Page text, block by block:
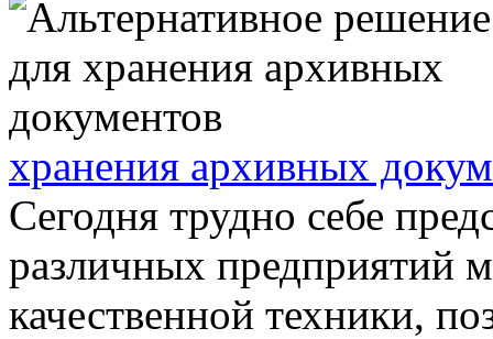
хранения архивных
Сегодня трудно себе
различных предприятий
качественной техники,